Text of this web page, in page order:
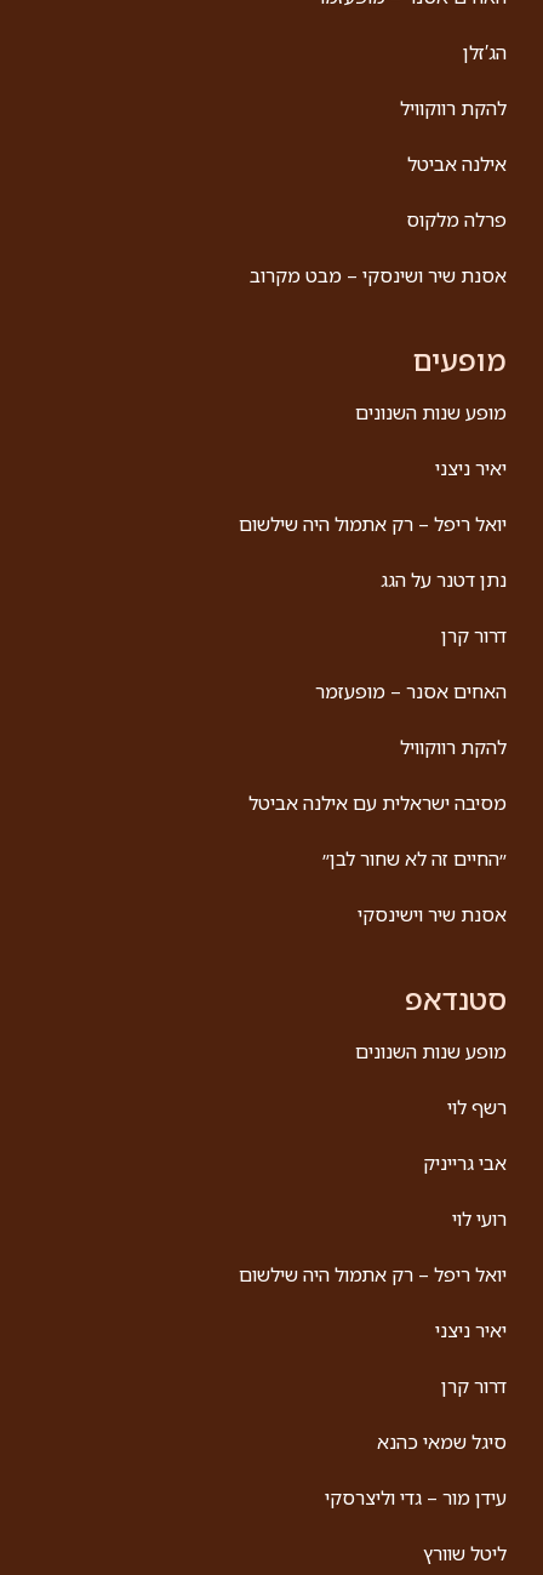
הג′זלן
להקת רווקוויל
אילנה אביטל
פרלה מלקוס
אסנת שיר ושינסקי – מבט מקרוב
מופעים
מופע שנות השנונים
יאיר ניצני
יואל ריפל – רק אתמול היה שילשום
נתן דטנר על הגג
דרור קרן
האחים אסנר – מופעזמר
להקת רווקוויל
מסיבה ישראלית עם אילנה אביטל
״החיים זה לא שחור לבן״
אסנת שיר וישינסקי
סטנדאפ
מופע שנות השנונים
רשף לוי
אבי גרייניק
רועי לוי
יואל ריפל – רק אתמול היה שילשום
יאיר ניצני
דרור קרן
סיגל שמאי כהנא
עידן מור – גדי וליצרסקי
ליטל שוורץ